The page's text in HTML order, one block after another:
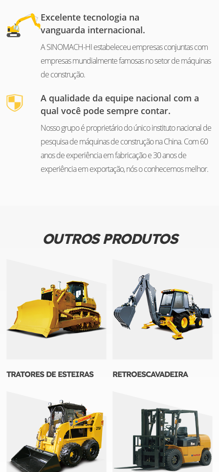
Excelente tecnologia na
vanguarda internacional.
A SINOMACH-HI estabeleceu empresas conjuntas com
empresas mundialmente famosas no setor de máquinas
de construção.
A qualidade da equipe nacional com a
qual você pode sempre contar.
Nosso grupo é proprietário do único instituto nacional de
pesquisa de máquinas de construção na China. Com 60
anos de experiência em fabricação e 30 anos de
experiência em exportação, nós o conhecemos melhor.
OUTROS PRODUTOS
TRATORES DE ESTEIRAS RETROESCAVADEIRA